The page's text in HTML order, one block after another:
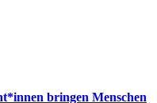
bringen Menschen